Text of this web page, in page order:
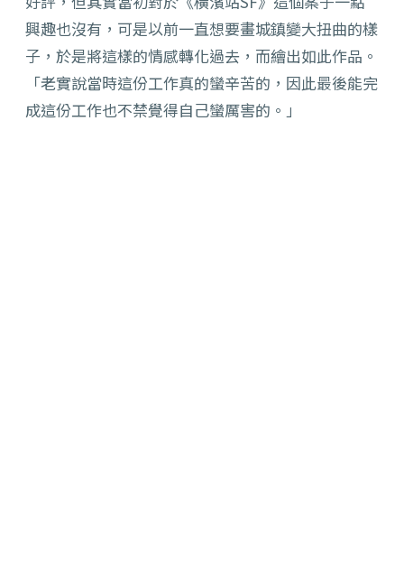
興趣也沒有，可是以前一直想要畫城鎮變大扭曲的樣
子，於是將這樣的情感轉化過去，而繪出如此作品。
「老實說當時這份工作真的蠻辛苦的，因此最後能完
成這份工作也不禁覺得自己蠻厲害的。」